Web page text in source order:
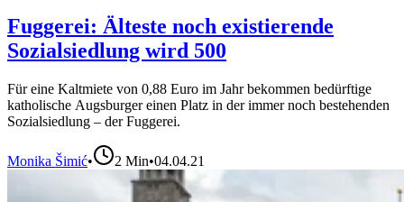
Fuggerei: Älteste noch existierende
Sozialsiedlung wird 500
Für eine Kaltmiete von 0,88 Euro im Jahr bekommen bedürftige
katholische Augsburger einen Platz in der immer noch bestehenden
Sozialsiedlung – der Fuggerei.
Monika Šimić• 2 Min•04.04.21